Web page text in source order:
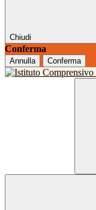
Chiudi
Conferma
Annulla Conferma